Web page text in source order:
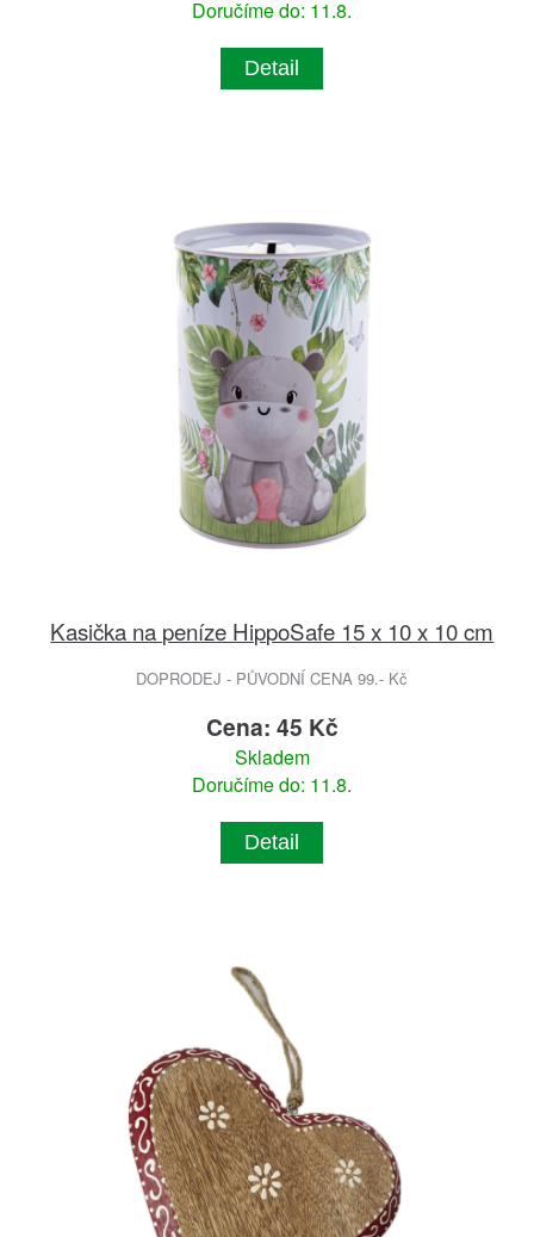
Doručíme do: 11.8.
Detail
Kasička na peníze HippoSafe 15 x 10 x 10 cm
DOPRODEJ - PŮVODNÍ CENA 99.- Kč
Cena: 45 Kč
Skladem
Doručíme do: 11.8.
Detail